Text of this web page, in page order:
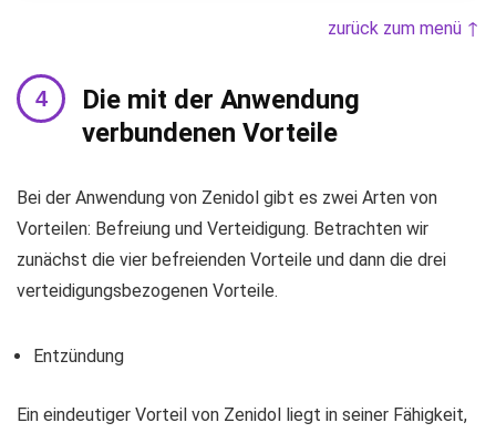
zurück zum menü ↑
Die mit der Anwendung
verbundenen Vorteile
Bei der Anwendung von Zenidol gibt es zwei Arten von
Vorteilen: Befreiung und Verteidigung. Betrachten wir
zunächst die vier befreienden Vorteile und dann die drei
verteidigungsbezogenen Vorteile.
Entzündung
Ein eindeutiger Vorteil von Zenidol liegt in seiner Fähigkeit,